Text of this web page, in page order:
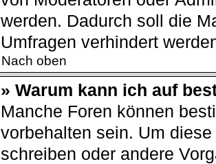
werden. Dadurch soll die
Umfragen verhindert
Nach oben
» Warum kann ich auf
Manche Foren können
vorbehalten sein. Um
schreiben oder andere